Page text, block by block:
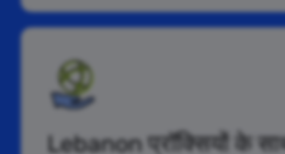
Lebanon प्रॉक्सियों के